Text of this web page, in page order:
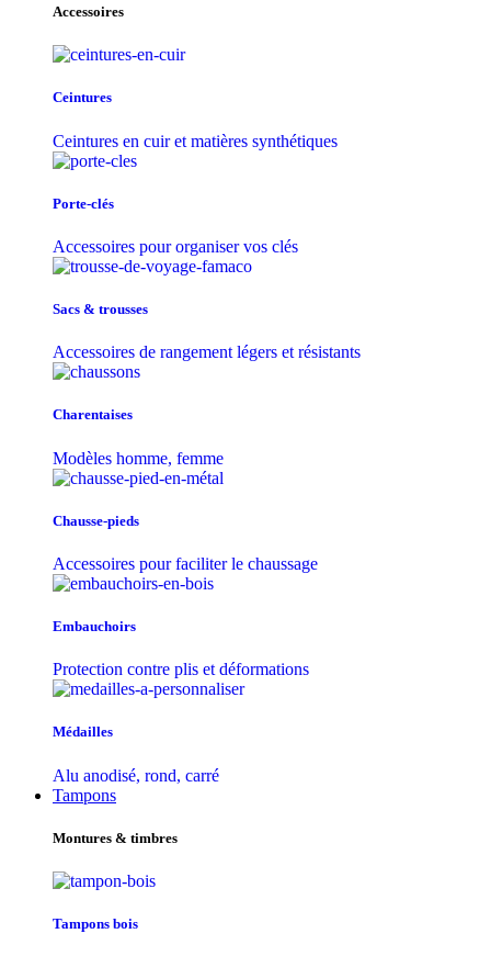
Accessoires
Ceintures
Ceintures en cuir et matières synthétiques
Porte-clés
Accessoires pour organiser vos clés
Sacs & trousse​s
Accessoires de rangement légers et résistants
Charentaises
Modèles homme, femme
Chausse-pieds
Accessoires pour faciliter le chaussage
Embauchoirs
Protection contre plis et déformations
Médailles
Alu anodisé, rond, carré
Tampons
Montures & timbres
Tampons bois